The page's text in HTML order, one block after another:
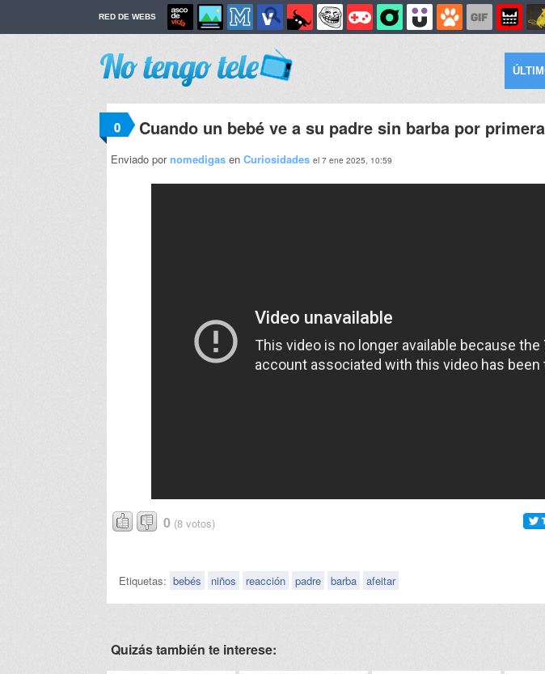
RED DE WEBS
0 Cuando un bebé ve a su padre sin barba por
Enviado pornomedigas en Curiosidades el 7 ene 2025, 10:59
0 (8 votos)
Etiquetas: bebés niños reacción padre barba afeitar
Quizás también te interese: